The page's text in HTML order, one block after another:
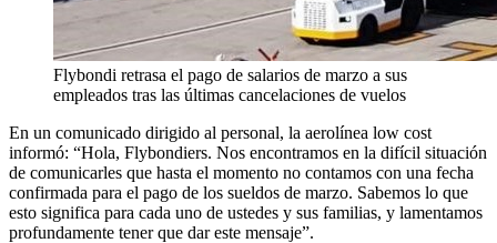
Flybondi retrasa el pago de salarios de marzo a sus
empleados tras las últimas cancelaciones de vuelos
En un comunicado dirigido al personal, la aerolínea low cost
informó: “Hola, Flybondiers. Nos encontramos en la difícil situación
de comunicarles que hasta el momento no contamos con una fecha
confirmada para el pago de los sueldos de marzo. Sabemos lo que
esto significa para cada uno de ustedes y sus familias, y lamentamos
profundamente tener que dar este mensaje”.